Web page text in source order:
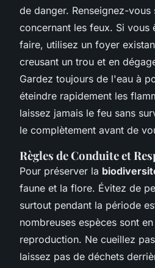
de danger. Renseignez-
concernant les feux. Si vous
faire, utilisez un foyer
creusant un trou et en
Gardez toujours de l'eau à
éteindre rapidement les
laissez jamais le feu sans
le complètement avant de
Règles de Conduite et
Pour préserver la
faune et la flore. Évitez de
surtout pendant la période
nombreuses espèces sont
reproduction. Ne cueillez
laissez pas de déchets